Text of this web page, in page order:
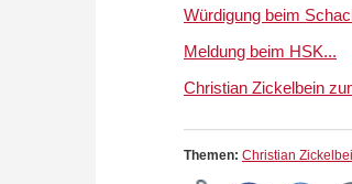
Würdigung beim
Meldung beim HSK...
Christian Zickelbein
Themen: Christian